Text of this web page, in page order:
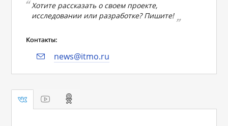
Хотите рассказать о своем проекте,
исследовании или разработке? Пишите!
Контакты:
news@itmo.ru